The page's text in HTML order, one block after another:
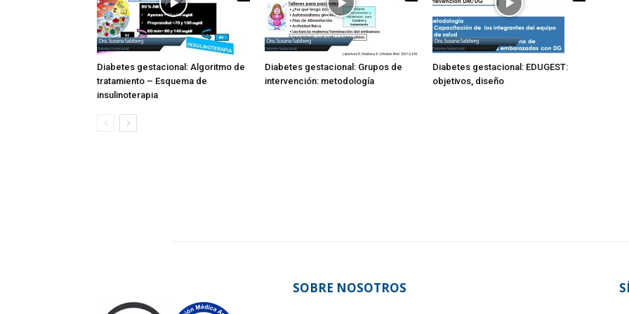
Diabetes gestacional: Algoritmo de
tratamiento – Esquema de
insulinoterapia
Diabetes gestacional: Grupos de
intervención: metodología
Diabetes gestacional: EDUGEST:
objetivos, diseño
SOBRE NOSOTROS